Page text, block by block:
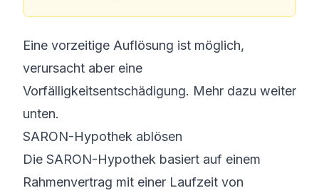
Eine vorzeitige Auflösung ist möglich,
verursacht aber eine
Vorfälligkeitsentschädigung. Mehr dazu weiter
unten.
SARON-Hypothek ablösen
Die SARON-Hypothek basiert auf einem
Rahmenvertrag mit einer Laufzeit von